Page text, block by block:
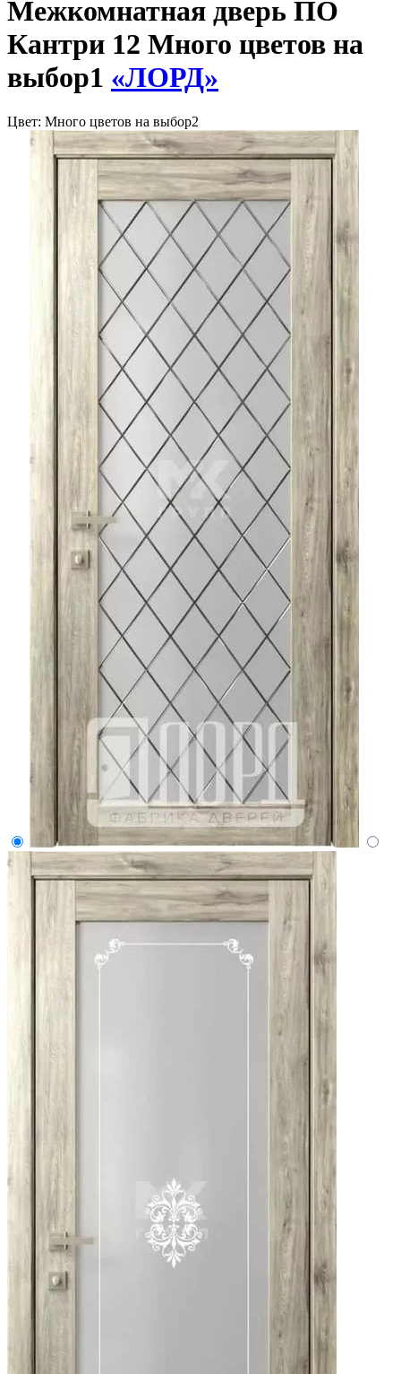
Межкомнатная дверь ПО
Кантри 12 Много цветов на
выбор1 «ЛОРД»
Цвет: Много цветов на выбор2